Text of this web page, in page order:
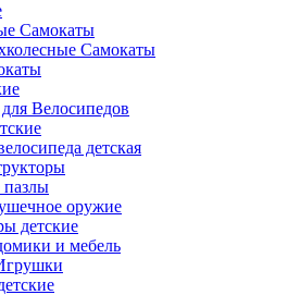
Cамокаты
Самокаты
Велосипедов
детская
пазлы
оружие
детские
и мебель